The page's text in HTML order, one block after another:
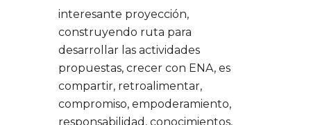
interesante proyección,
construyendo ruta para
desarrollar las actividades
propuestas, crecer con ENA, es
compartir, retroalimentar,
compromiso, empoderamiento,
responsabilidad, conocimientos,